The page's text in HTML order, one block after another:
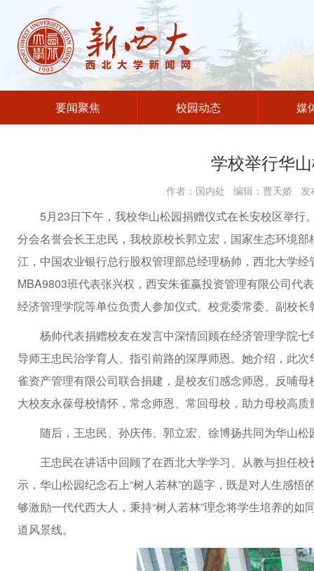
要闻聚焦 校园动态 媒
学校举行华
作者：国内处 编辑：曹天娇
5月23日下午，我校华山松园捐赠仪式在长安校区举
分会名誉会长王忠民，我校原校长郭立宏，国家生态环境
江，中国农业银行总行股权管理部总经理杨帅，西北大学
MBA9803班代表张兴权，西安朱雀嬴投资管理有限公司代
经济管理学院等单位负责人参加仪式。校党委常委、副校长
杨帅代表捐赠校友在发言中深情回顾在经济管理学院
导师王忠民治学育人、指引前路的深厚师恩。她介绍，此
雀资产管理有限公司联合捐建，是校友们感念师恩、反哺
大校友永葆母校情怀，常念师恩、常回母校，助力母校高质
随后，王忠民、孙庆伟、郭立宏、徐博扬共同为华山
王忠民在讲话中回顾了在西北大学学习、从教与担任
示，华山松园纪念石上“树人若林”的题字，既是对人生感
够激励一代代西大人，秉持“树人若林”理念将学生培养的
道风景线。